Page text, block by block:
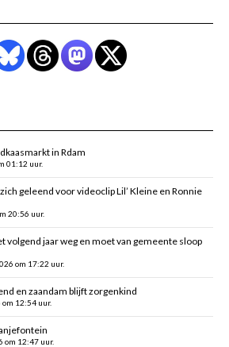
in Rdam
01:12 uur.
geleend voor videoclip Lil’ Kleine en Ronnie
20:56 uur.
volgend jaar weg en moet van gemeente sloop
om 17:22 uur.
en zaandam blijft zorgenkind
12:54 uur.
om 12:47 uur.